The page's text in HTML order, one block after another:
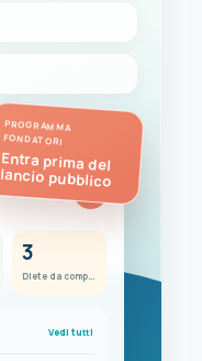
PROGRAMMA
FONDATORI
Entra prima del
lancio pubblico
FC
3
Vedi tutti